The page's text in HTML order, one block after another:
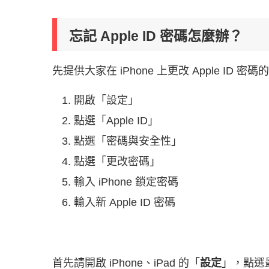
忘記 Apple ID 密碼怎麼辦？
先提供大家在 iPhone 上更改 Apple ID 密碼
開啟「設定」
點選「Apple ID」
點選「密碼與安全性」
點選「更改密碼」
輸入 iPhone 鎖定密碼
輸入新 Apple ID 密碼
首先請開啟 iPhone、iPad 的「 設定 」，點